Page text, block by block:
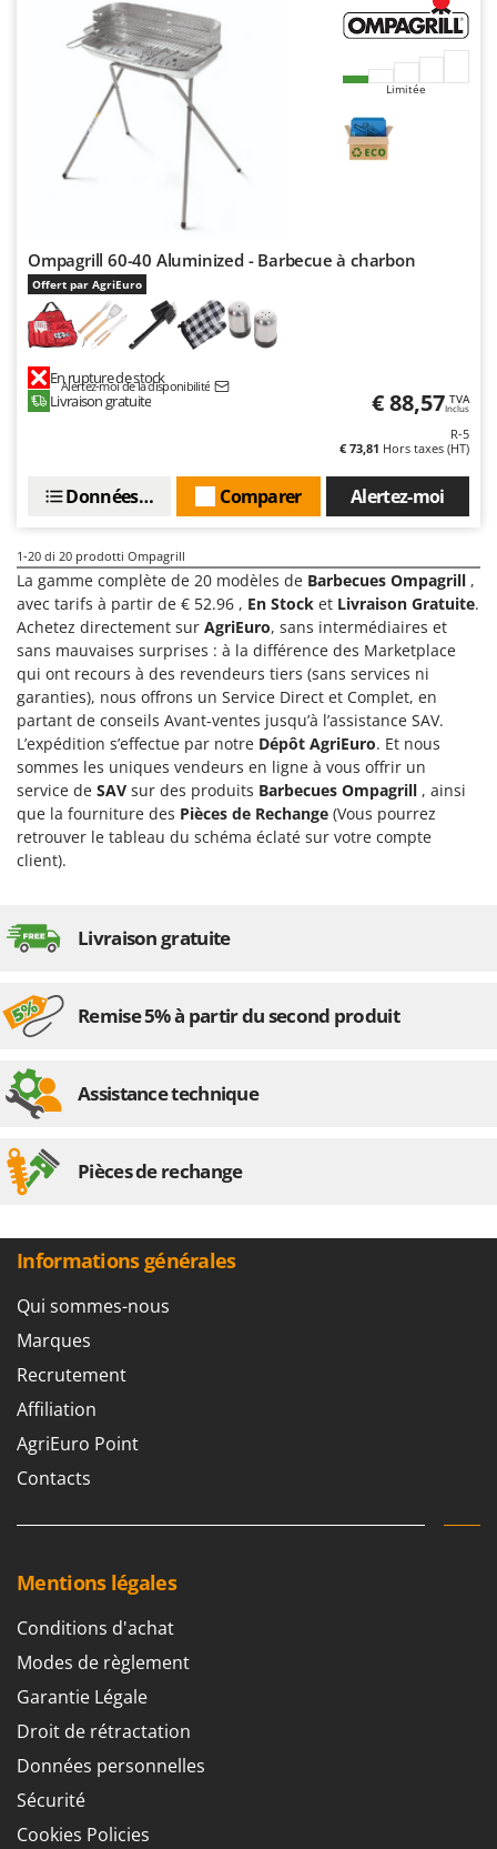
Limitée
Ompagrill 60-40 Aluminized - Barbecue à charbon
Offert par AgriEuro
En rupture de stock
Alertez-moi de la disponibilité
Livraison gratuite € 88,57 TVA
Inclus
R-5
€ 73,81 Hors taxes (HT)
Alertez-moi
Comparer
Données techniques
1-20 di 20 prodotti Ompagrill
La gamme complète de 20 modèles de Barbecues Ompagrill ,
avec tarifs à partir de € 52.96 , En Stock et Livraison Gratuite.
Achetez directement sur AgriEuro, sans intermédiaires et
sans mauvaises surprises : à la différence des Marketplace
qui ont recours à des revendeurs tiers (sans services ni
garanties), nous offrons un Service Direct et Complet, en
partant de conseils Avant-ventes jusqu’à l’assistance SAV.
L’expédition s’effectue par notre Dépôt AgriEuro. Et nous
sommes les uniques vendeurs en ligne à vous offrir un
service de SAV sur des produits Barbecues Ompagrill , ainsi
que la fourniture des Pièces de Rechange (Vous pourrez
retrouver le tableau du schéma éclaté sur votre compte
client).
Livraison gratuite
Remise 5% à partir du second produit
Assistance technique
Pièces de rechange
Informations générales
Qui sommes-nous
Marques
Recrutement
Affiliation
AgriEuro Point
Contacts
Mentions légales
Conditions d'achat
Modes de règlement
Garantie Légale
Droit de rétractation
Données personnelles
Sécurité
Cookies Policies